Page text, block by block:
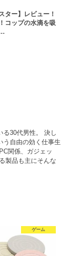
ター】レビュー！
コップの水滴を吸
る30代男性。 決し
う自由の効く仕事生
関係、ガジェッ
製品も主にそんな
ゲーム